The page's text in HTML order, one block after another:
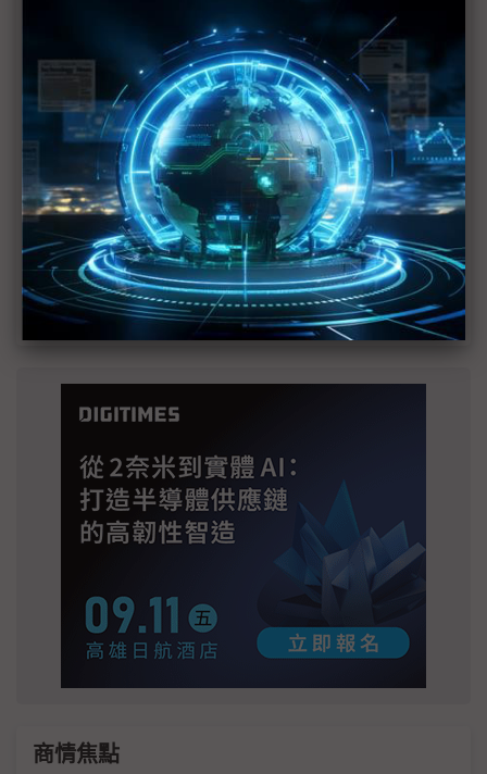
2027全年記憶體產能提前售罄 買家「祕而不
宣」只怕買不夠
英特爾EMIB良率達標 聯發科第2代ASIC產品
2028準時量產
SpaceX晶片採購大轉向 Elon Musk捨超微全面
採用NVIDIA
光進銅退更明確？ 聯發科估SerDes 448G為銅
線「最終戰場」
商情焦點